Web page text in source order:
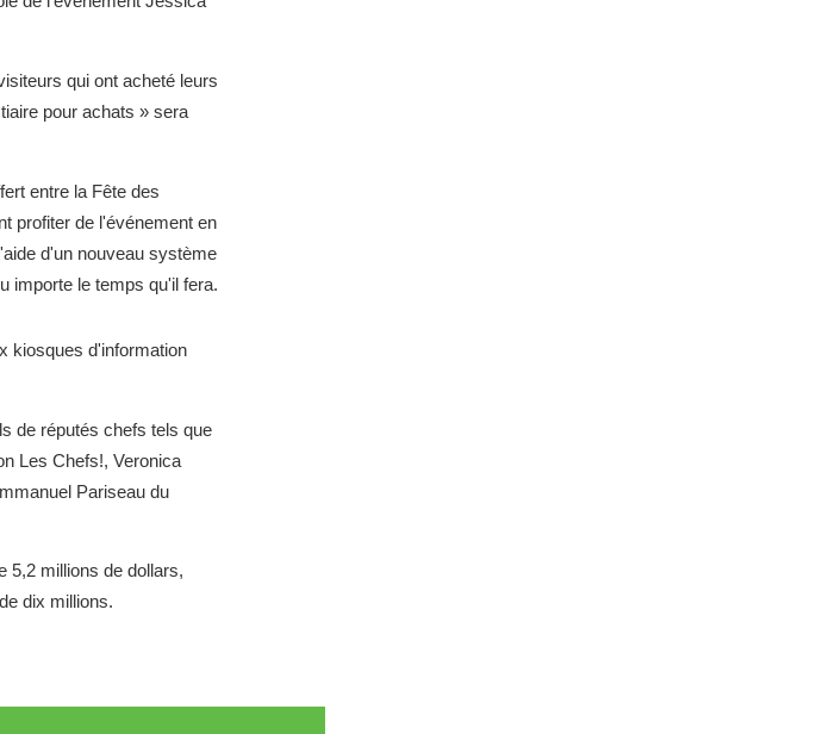
qui ont acheté leurs
pour achats » sera
entre la Fête des
profiter de l'événement en
d'un nouveau système
importe le temps qu'il fera.
kiosques d'information
de réputés chefs tels que
Les Chefs!, Veronica
Pariseau du
5,2 millions de dollars,
dix millions.